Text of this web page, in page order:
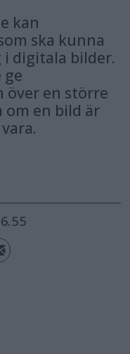
kan
ska kunna
digitala bilder.
ge
över en större
en bild är